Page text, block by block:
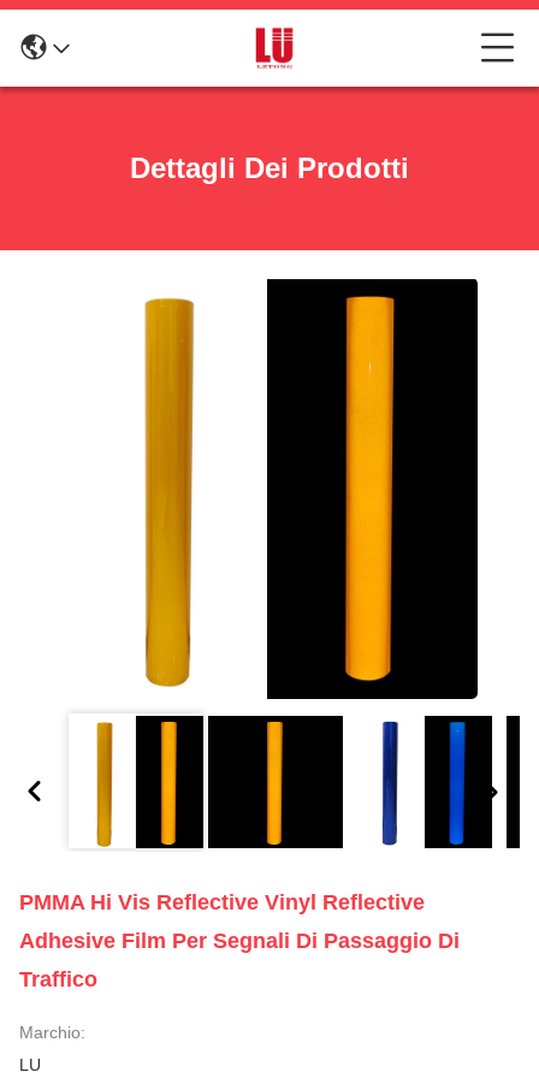
Dettagli Dei Prodotti
PMMA Hi Vis Reflective Vinyl Reflective
Adhesive Film Per Segnali Di Passaggio Di
Traffico
Marchio:
LU